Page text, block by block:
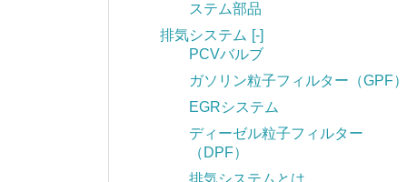
ステム部品
排気システム [-]
PCVバルブ
ガソリン粒子フィルター（GPF）
EGRシステム
ディーゼル粒子フィルター
（DPF）